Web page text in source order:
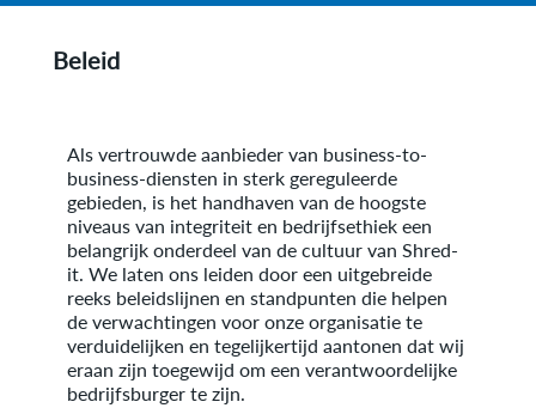
Beleid
Als vertrouwde aanbieder van business-to-
business-diensten in sterk gereguleerde
gebieden, is het handhaven van de hoogste
niveaus van integriteit en bedrijfsethiek een
belangrijk onderdeel van de cultuur van Shred-
it. We laten ons leiden door een uitgebreide
reeks beleidslijnen en standpunten die helpen
de verwachtingen voor onze organisatie te
verduidelijken en tegelijkertijd aantonen dat wij
eraan zijn toegewijd om een verantwoordelijke
bedrijfsburger te zijn.